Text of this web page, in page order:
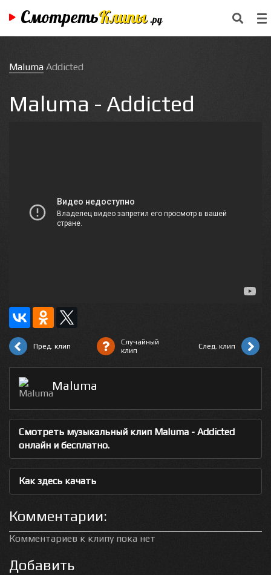
СмотретьКлипы .ру
Maluma Addicted
Maluma - Addicted
Пред. клип
Случайный
клип
След. клип
Maluma
Смотреть музыкальный клип Maluma - Addicted
онлайн и бесплатно.
Как здесь качать
Комментарии:
Комментариев к клипу пока нет
Добавить